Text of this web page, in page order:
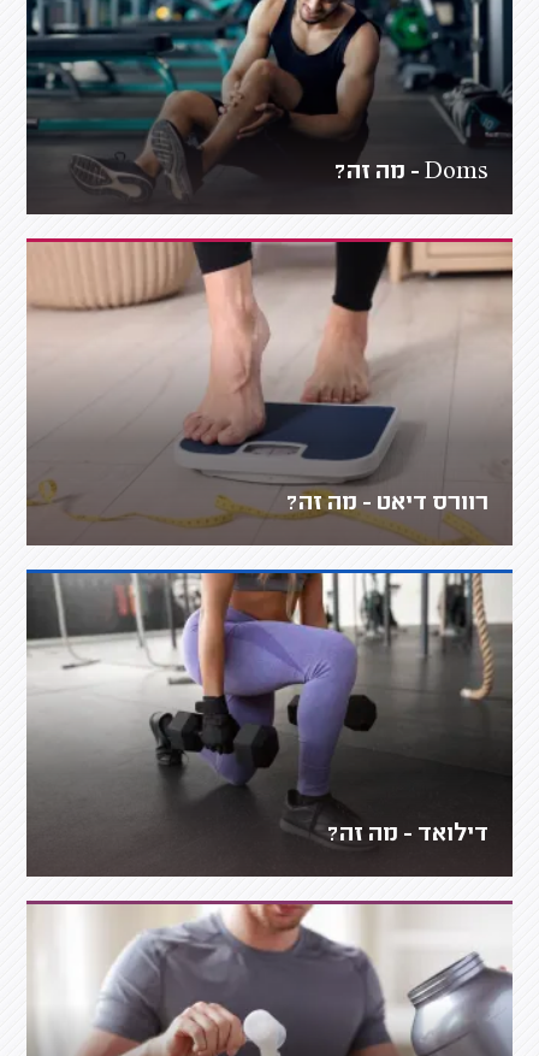
Doms - מה זה?
רוורס דיאט - מה זה?
דילואד - מה זה?